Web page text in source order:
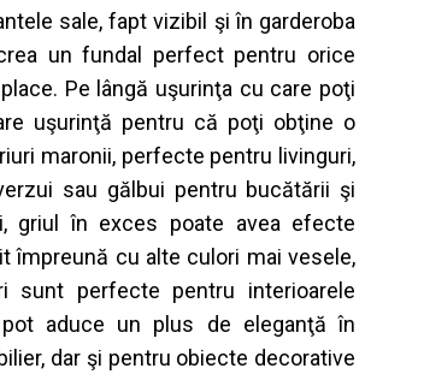
sale, fapt vizibil şi în garderoba
un fundal perfect pentru orice
place. Pe ângă uşurinţa cu care poţi
uşurinţă pentru că poţi obţine o
maronii, perfecte pentru livinguri,
sau gă lbui pentru bucătării şi
, griul în exces poate avea efecte
împreună cu alte culori mai vesele,
sunt perfecte pentru
interioarele
pot aduce un plus de eleganţă în
dar şi pentru obiecte decorative